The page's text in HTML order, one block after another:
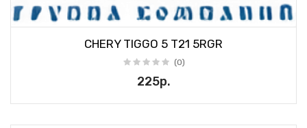
CHERY TIGGO 5 T21 5RGR
(0)
225р.